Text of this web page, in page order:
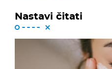
Nastavi čitati